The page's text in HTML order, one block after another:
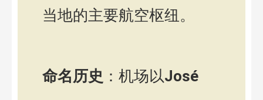
当地的主要航空枢纽。
命名历史 ：机场以José